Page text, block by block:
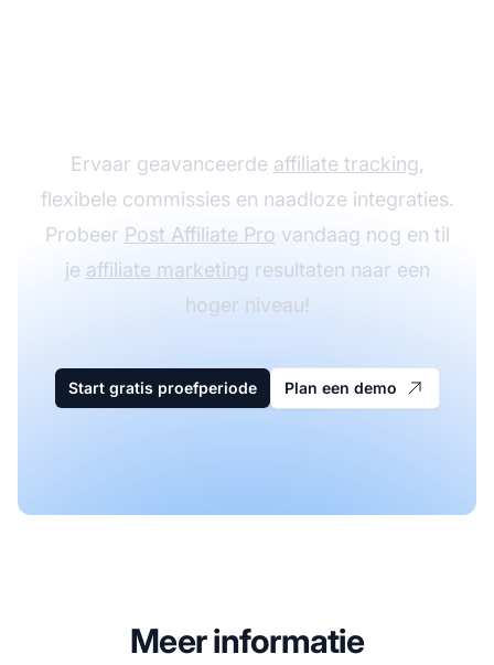
Ervaar geavanceerde affiliate tracking,
flexibele commissies en naadloze integraties.
Probeer Post Affiliate Pro vandaag nog en til
je affiliate marketing resultaten naar een
hoger niveau!
Start gratis proefperiode Plan een demo
Meer informatie